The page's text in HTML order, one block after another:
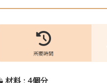
所要時間
材料 : 4個分